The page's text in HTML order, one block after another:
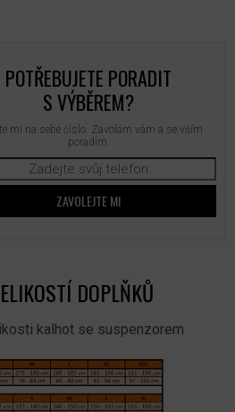
POTŘEBUJETE PORADIT
S VÝBĚREM?
mi na sebe číslo. Zavolám vám a se vším
poradím.
ZAVOLEJTE MI
DOPLŇKŮ
kalhot se suspenzorem